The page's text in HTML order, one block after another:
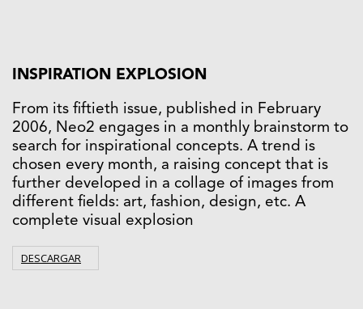
INSPIRATION EXPLOSION
From its fiftieth issue, published in February
2006, Neo2 engages in a monthly brainstorm to
search for inspirational concepts. A trend is
chosen every month, a raising concept that is
further developed in a collage of images from
different fields: art, fashion, design, etc. A
complete visual explosion
DESCARGAR